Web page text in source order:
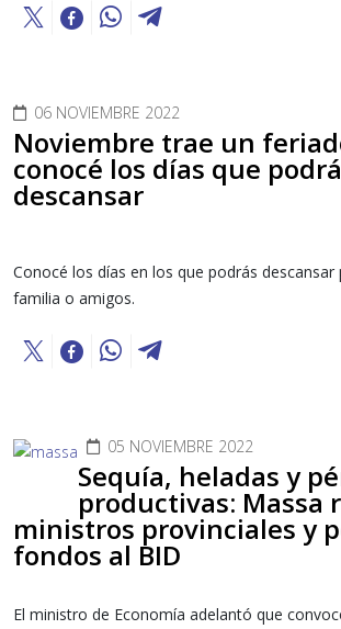
06 NOVIEMBRE 2022
Noviembre trae un
conocé los días que
descansar
Conocé los días en los que podrás descansar
familia o amigos.
05 NOVIEMBRE 2022
Sequía, heladas y
productivas: Massa
ministros provinciales y
fondos al BID
El ministro de Economía adelantó que